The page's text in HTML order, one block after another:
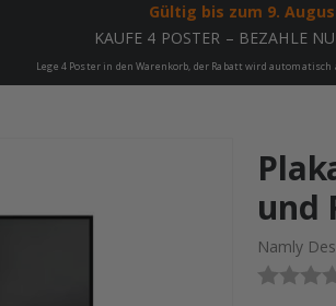
Gültig bis zum 9.
KAUFE 4 POSTER – BEZAHLE
Lege 4 Poster in den Warenkorb, der Rabatt wird automatisch
✔️
und
Namly